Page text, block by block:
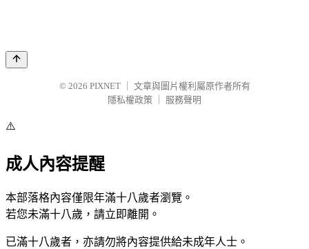
© 2026 PIXNET
文章與圖片權利屬原作者所有
隱私權政策
服務聲明
⚠️
成人內容提醒
本部落格內容僅限年滿十八歲者瀏覽。
若您未滿十八歲，請立即離開。
已滿十八歲者，亦請勿將內容提供給未成年人士。